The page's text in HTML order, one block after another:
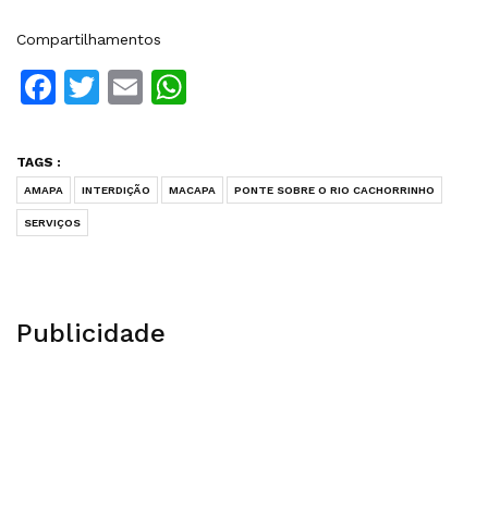
Compartilhamentos
Facebook
Twitter
Email
TAGS :
AMAPA INTERDIÇÃO MACAPA PONTE SOBRE O RIO CACHORRINHO
SERVIÇOS
Publicidade